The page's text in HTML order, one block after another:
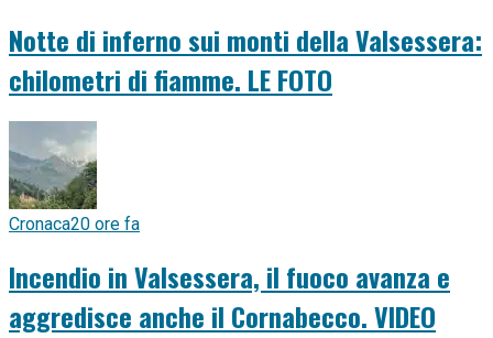
Notte di inferno sui monti della Valsessera:
chilometri di fiamme. LE FOTO
Cronaca20 ore fa
Incendio in Valsessera, il fuoco avanza e
aggredisce anche il Cornabecco. VIDEO